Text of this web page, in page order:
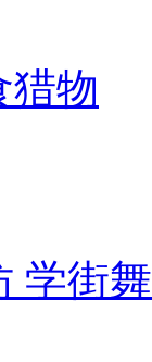
猎物
学街